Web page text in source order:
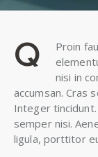
Q
Proin
nisi in
accumsan. Cras
Integer
semper nisi.
ligula, porttitor